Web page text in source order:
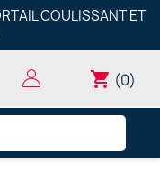
COULISSANT ET
shopping_cart (0)